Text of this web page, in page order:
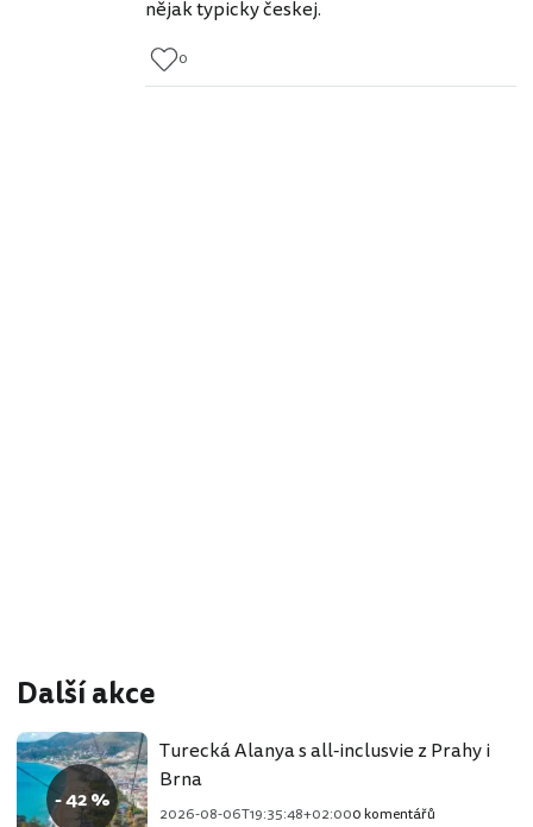
nějak typicky českej.
0
Další akce
- 42 %
Turecká Alanya s all-inclusvie z Prahy i
Brna
2026-08-06T19:35:48+02:000 komentářů